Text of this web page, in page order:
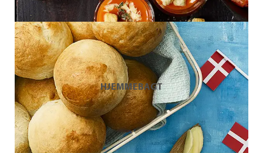
HJEMME­BAGT